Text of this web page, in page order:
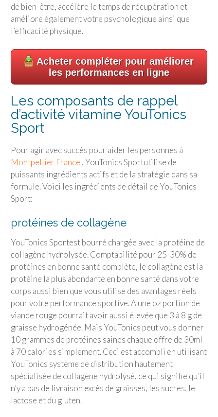
de bien-être, accélère le temps de récupération et
améliore également votre psychologique ainsi que
l’efficacité physique.
Acheter compléter pour améliorer
les performances en ligne
Les composants de rappel
d’activité vitamine YouTonics
Sport
Pour agir avec succès pour aider les personnes à
Montpellier France , YouTonics Sportutilise de
puissants ingrédients actifs et de la stratégie dans sa
formule. Voici les ingrédients de détail de YouTonics
Sport:
protéines de collagène
YouTonics Sportest bourré chargée avec la protéine de
collagène hydrolysée. Comptabilité pour 25-30% de
protéines en bonne santé complète, le collagène est la
protéine la plus abondante en bonne santé dans votre
corps aussi bien que vous utilise des avantages réels
pour votre performance sportive. A une oz portion de
viande rouge pourrait avoir aussi élevée que 3 à 8 g de
graisse hydrogénée. Mais YouTonics peut vous donner
10 grammes de protéines saines chaque offre de 30ml
à 70 calories simplement. Ceci est accompli en utilisant
YouTonics système de distribution hautement
spécialisée de collagène hydrolysé, ce qui signifie qu’il
n’y a pas de livraison excès de graisses, les sucres, le
lactose et du gluten.